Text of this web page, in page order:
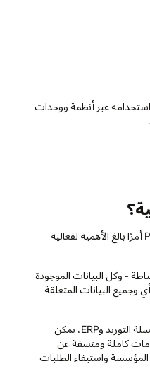
استخدامه عبر أنظمة ووحدات
إن إدارة معلومات المنتجات (PIM) هي نظام يتعامل مع معلومات المنتجات عبر جميع القنوات المتعلقة بالأعمال. يُعد PIM أمرًا بالغ الأهمية لفعالية
- وكل البيانات الموجودة
وجميع البيانات المتعلقة
عندما يمكنك مشاركة نفس المصدر، وهو مصدر واحد لبيانات المنتج الدقيقة المطلوبة لعمليات المبيعات والتسويق وسلسلة التوريد وERP، يمكن
كاملة ومتسقة عن
المؤسسة واستيفاء الطلبات